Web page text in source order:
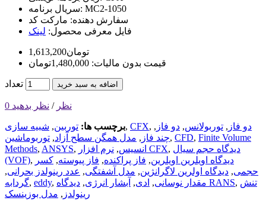
سریال برنامه: MC2-1050
سفارش دهنده: مارکت کد
فایل معرفی محصول: لینک
1,613,200تومان
قیمت بدون مالیات: 1,480,000تومان
تعداد اضافه به سبد خرید
0 نظر / نظر بدهید
برچسب ها: توربین, شبیه سازی , CFX, دو فاز , توربولانس, دو فاز ,
چند فاز , مدل همگن سطح آزاد, توربوماشین , CFD, Finite Volume
Methods, ANSYS, انسیس, نرم افزار CFX, دیدگاه حجم سیال
(VOF), دیدگاه اویلرین اویلرین, فاز پراکنده, فاز پیوسته, کسر
حجمی, دیدگاه اولرین لاگرانژین, مدل آشفتگی, عدد رینولدز بحرانی,
گردابه, eddy, مقدار نوسانی, ادی, آبشار انرژی, دیدگاه RANS, تنش
رینولدز , مدل بوزینسک